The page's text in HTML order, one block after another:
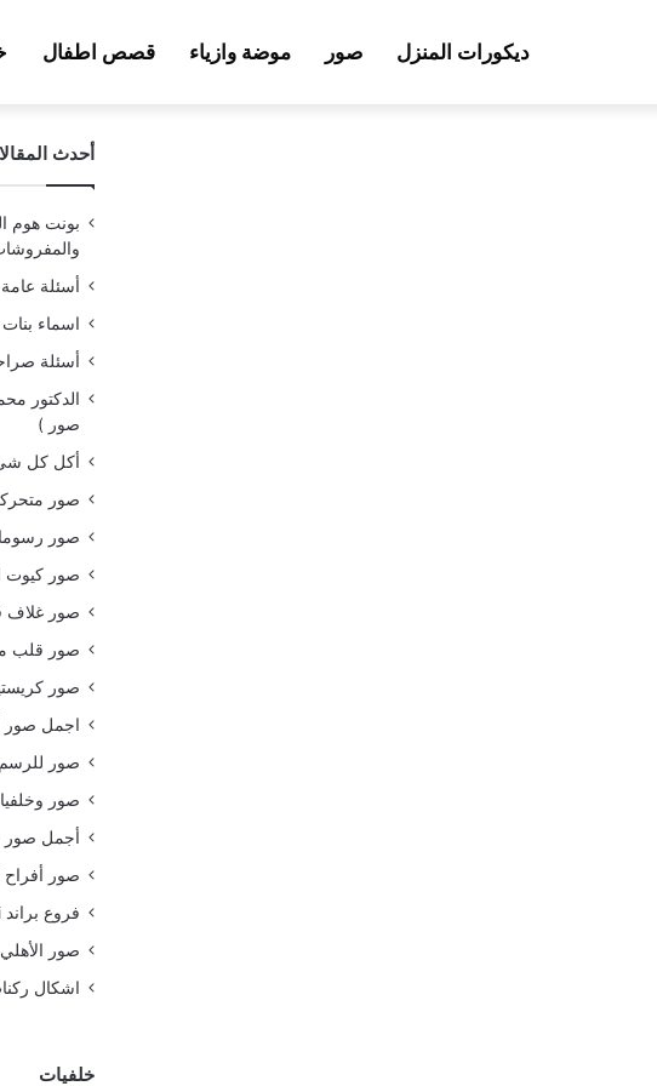
ديكورات المنزل صور موضة وازياء قصص اطفال
أحدث
بونت هوم
أسئلة عامة
اسماء
أسئلة
الدكتور
صور )
أكل كل
صور
صور
صور كيوت
صور غلاف
صور قلب
صور
اجمل صور
صور للرسم
صور
أجمل صور
صور
فروع براند LC waikiki
صور
اشكال ركنات مودرن
خلفيات